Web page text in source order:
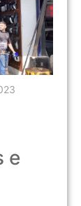
e